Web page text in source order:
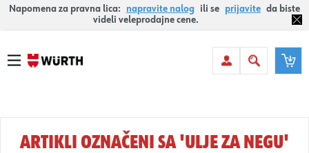
Napomena za pravna lica: napravite nalog ili se prijavite da biste
videli veleprodajne cene.
ARTIKLI OZNAČENI SA 'ULJE ZA NEGU'